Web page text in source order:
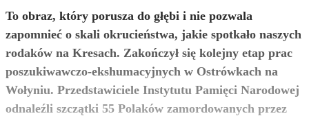
To obraz, który porusza do głębi i nie pozwala
zapomnieć o skali okrucieństwa, jakie spotkało naszych
rodaków na Kresach. Zakończył się kolejny etap prac
poszukiwawczo-ekshumacyjnych w Ostrówkach na
Wołyniu. Przedstawiciele Instytutu Pamięci Narodowej
odnaleźli szczątki 55 Polaków zamordowanych przez